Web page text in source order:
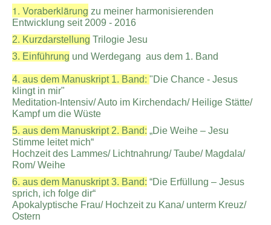
1. Voraberklärung zu meiner harmonisierenden
Entwicklung seit 2009 - 2016
2. Kurzdarstellung Trilogie Jesu
3. Einführung und Werdegang aus dem 1. Band
4. aus dem Manuskript 1. Band: "Die Chance - Jesus
klingt in mir"
Meditation-Intensiv/ Auto im Kirchendach/ Heilige Stätte/
Kampf um die Wüste
5. aus dem Manuskript 2. Band: „Die Weihe – Jesu
Stimme leitet mich“
Hochzeit des Lammes/ Lichtnahrung/ Taube/ Magdala/
Rom/ Weihe
6. aus dem Manuskript 3. Band: “Die Erfüllung – Jesus
sprich, ich folge dir“
Apokalyptische Frau/ Hochzeit zu Kana/ unterm Kreuz/
Ostern